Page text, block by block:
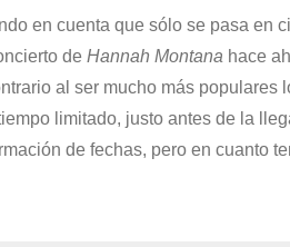
en cuenta que sólo se pasa en
de Hannah Montana hace
al ser mucho más populares
limitado, justo antes de la
de fechas, pero en cuanto